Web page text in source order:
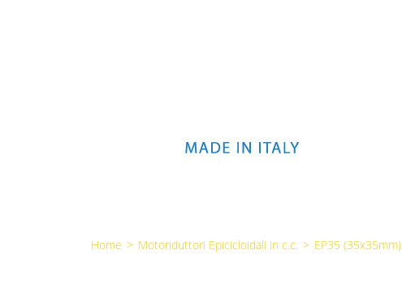
Home > Motoriduttori Epicicloidali in c.c. > EP35 (35x35mm)